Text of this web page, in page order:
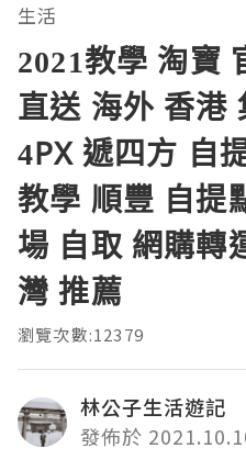
生活
2021教學 淘寶
直送 海外 香港
4PX 遞四方 自
教學 順豐 自提
場 自取 網購轉
灣 推薦
瀏覽次數:12379
林公子生活遊記
發佈於